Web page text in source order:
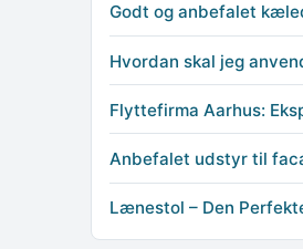
Godt og anbefalet
Hvordan skal jeg
Flyttefirma Aarhus:
Anbefalet udstyr til
Lænestol – Den